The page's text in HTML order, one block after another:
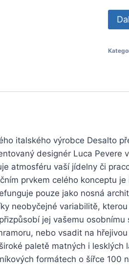
italského výrobce Desalto
designér Luca
atmosféru vaší jídelny či
prvkem celého konceptu
pouze jako nosná
neobyčejné variabilitě,
jej vašemu
nebo vsadit na
paletě matných i
formátech o šířce